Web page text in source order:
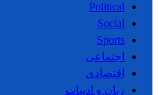
Political
Social
Sports
اجتماعی
اقتصادی
زبان و ادبیات